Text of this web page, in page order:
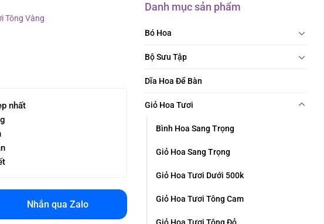
Danh mục sản phẩm
Bó Hoa
Bộ Sưu Tập
Dĩa Hoa Để Bàn
Giỏ Hoa Tươi
Bình Hoa Sang Trọng
Giỏ Hoa Sang Trọng
Giỏ Hoa Tươi Dưới 500k
Giỏ Hoa Tươi Tông Cam
Tông Vàng
nhất
Nhắn qua Zalo